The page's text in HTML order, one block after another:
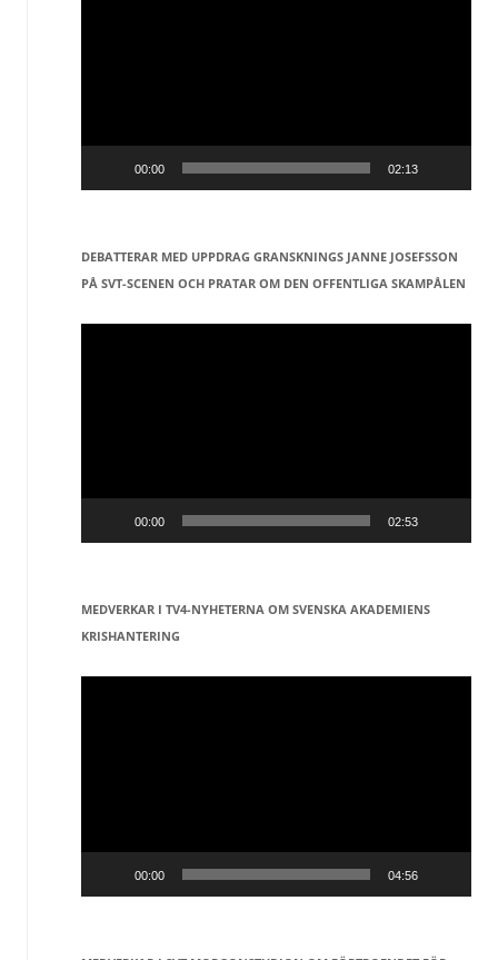
00:00 02:13
DEBATTERAR MED UPPDRAG GRANSKNINGS JANNE JOSEFSSON
PÅ SVT-SCENEN OCH PRATAR OM DEN OFFENTLIGA SKAMPÅLEN
Videospelare
00:00 02:53
MEDVERKAR I TV4-NYHETERNA OM SVENSKA AKADEMIENS
KRISHANTERING
Videospelare
00:00 04:56